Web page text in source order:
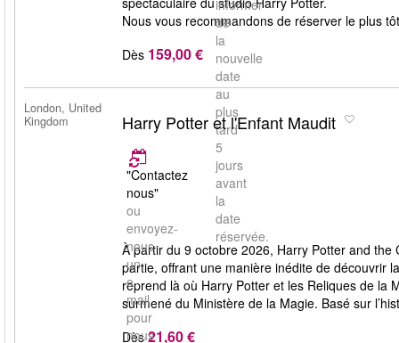
informer
de
la
nouvelle
date
au
plus
tard
5
jours
avant
la
date
réservée.
Nous vous recommandons de réserver le plus
Dès 159,00 €
London, United
Kingdom
Harry Potter et l'Enfant Maudit
"Contactez
nous"
ou
envoyez-
nous
un
e-
mail
pour
nous
À partir du 9 octobre 2026, Harry Potter and
partie, offrant une manière inédite de découvrir
reprend là où Harry Potter et les Reliques de la
surmené du Ministère de la Magie. Basé sur
Dès 21,60 €